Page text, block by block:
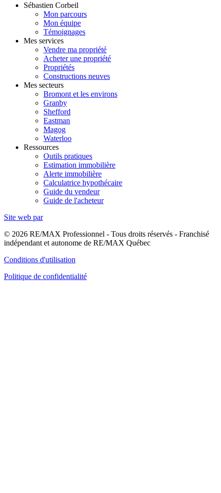
Sébastien Corbeil
Mon parcours
Mon équipe
Témoignages
Mes services
Vendre ma propriété
Acheter une propriété
Propriétés
Constructions neuves
Mes secteurs
Bromont et les environs
Granby
Shefford
Eastman
Magog
Waterloo
Ressources
Outils pratiques
Estimation immobilière
Alerte immobilière
Calculatrice hypothécaire
Guide du vendeur
Guide de l'acheteur
Site web par
© 2026 RE/MAX Professionnel - Tous droits réservés - Franchisé
indépendant et autonome de RE/MAX Québec
Conditions d'utilisation
Politique de confidentialité